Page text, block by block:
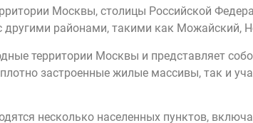
Москвы, столицы Российской
другими районами, такими как Можайский,
территории Москвы и представляет
застроенные жилые массивы, так и
несколько населенных пунктов,